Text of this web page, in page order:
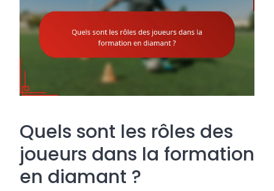
Quels sont les rôles des
joueurs dans la formation
en diamant ?